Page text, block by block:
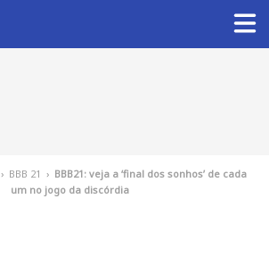
› BBB 21 › BBB21: veja a ‘final dos sonhos’ de cada
um no jogo da discórdia